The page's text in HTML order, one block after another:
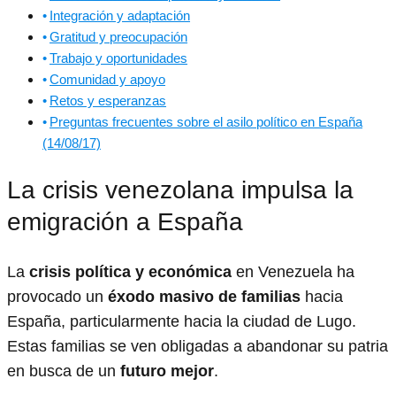
Integración y adaptación
Gratitud y preocupación
Trabajo y oportunidades
Comunidad y apoyo
Retos y esperanzas
Preguntas frecuentes sobre el asilo político en España
(14/08/17)
La crisis venezolana impulsa la
emigración a España
La crisis política y económica en Venezuela ha
provocado un éxodo masivo de familias hacia
España, particularmente hacia la ciudad de Lugo.
Estas familias se ven obligadas a abandonar su patria
en busca de un futuro mejor.